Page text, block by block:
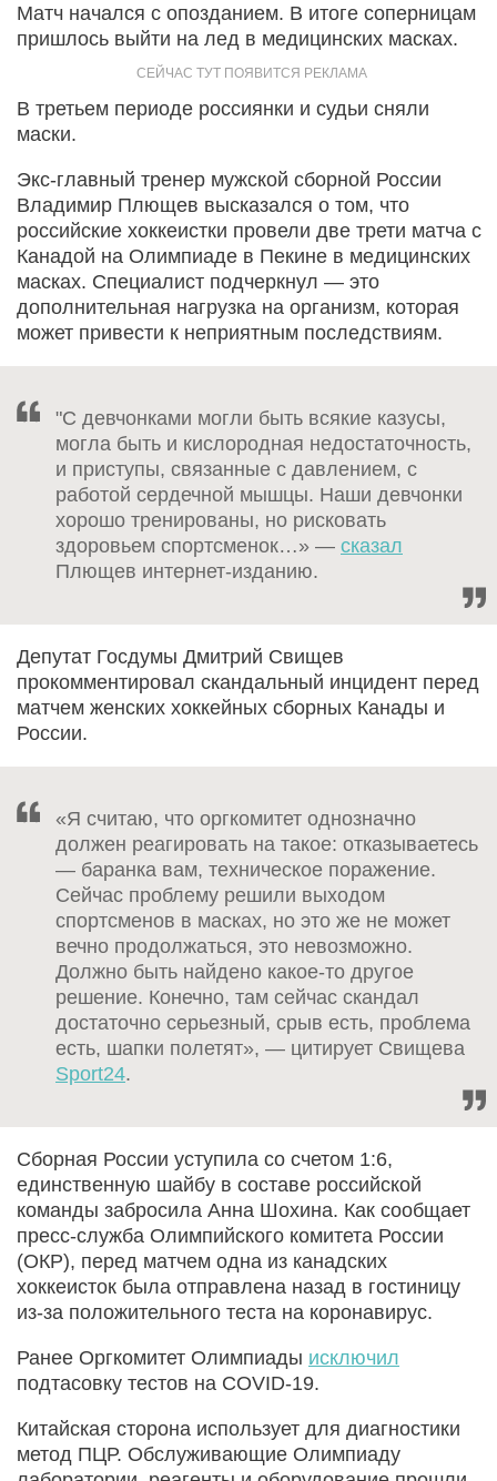
Матч начался с опозданием. В итоге соперницам
пришлось выйти на лед в медицинских масках.
В третьем периоде россиянки и судьи сняли
маски.
Экс-главный тренер мужской сборной России
Владимир Плющев высказался о том, что
российские хоккеистки провели две трети матча с
Канадой на Олимпиаде в Пекине в медицинских
масках. Специалист подчеркнул — это
дополнительная нагрузка на организм, которая
может привести к неприятным последствиям.
"С девчонками могли быть всякие казусы,
могла быть и кислородная недостаточность,
и приступы, связанные с давлением, с
работой сердечной мышцы. Наши девчонки
хорошо тренированы, но рисковать
здоровьем спортсменок…» — сказал
Плющев интернет-изданию.
Депутат Госдумы Дмитрий Свищев
прокомментировал скандальный инцидент перед
матчем женских хоккейных сборных Канады и
России.
«Я считаю, что оргкомитет однозначно
должен реагировать на такое: отказываетесь
— баранка вам, техническое поражение.
Сейчас проблему решили выходом
спортсменов в масках, но это же не может
вечно продолжаться, это невозможно.
Должно быть найдено какое-то другое
решение. Конечно, там сейчас скандал
достаточно серьезный, срыв есть, проблема
есть, шапки полетят», — цитирует Свищева
Sport24.
Сборная России уступила со счетом 1:6,
единственную шайбу в составе российской
команды забросила Анна Шохина. Как сообщает
пресс-служба Олимпийского комитета России
(ОКР), перед матчем одна из канадских
хоккеисток была отправлена назад в гостиницу
из-за положительного теста на коронавирус.
Ранее Оргкомитет Олимпиады исключил
подтасовку тестов на COVID-19.
Китайская сторона использует для диагностики
метод ПЦР. Обслуживающие Олимпиаду